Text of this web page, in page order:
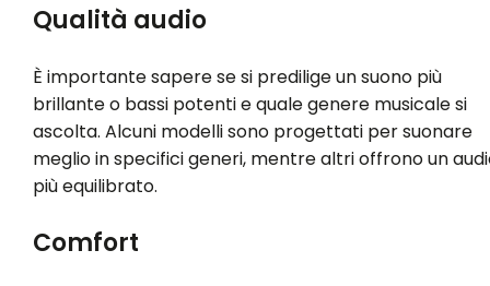
Qualità audio
È importante sapere se si predilige un suono più
brillante o bassi potenti e quale genere musicale si
ascolta. Alcuni modelli sono progettati per suonare
meglio in specifici generi, mentre altri offrono un
più equilibrato.
Comfort